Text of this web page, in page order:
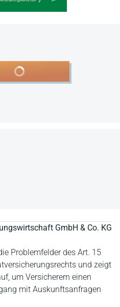
GmbH & Co. KG
Problemfelder des Art. 15
und zeigt
um Versicherern einen
mit Auskunftsanfragen
den Warenkorb